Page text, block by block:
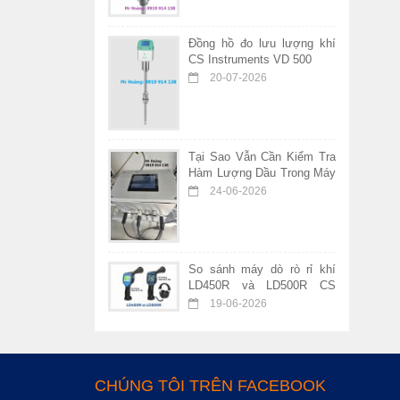
Đồng hồ đo lưu lượng khí
CS Instruments VD 500
20-07-2026
Tại Sao Vẫn Cần Kiểm Tra
Hàm Lượng Dầu Trong Máy
Nén Khí Không Dầu?
24-06-2026
So sánh máy dò rò rỉ khí
LD450R và LD500R CS
Instruments – Nên chọn
19-06-2026
CHÚNG TÔI TRÊN FACEBOOK